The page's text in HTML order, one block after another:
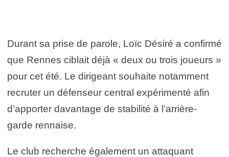
Durant sa prise de parole, Loïc Désiré a confirmé
que Rennes ciblait déjà « deux ou trois joueurs »
pour cet été. Le dirigeant souhaite notamment
recruter un défenseur central expérimenté afin
d’apporter davantage de stabilité à l’arrière-
garde rennaise.
Le club recherche également un attaquant